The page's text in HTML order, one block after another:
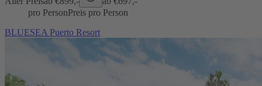
pro PersonPreis pro Person
BLUESEA Puerto Resort